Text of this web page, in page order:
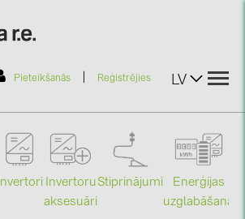
Pieteikšanās Reģistrējies LV
Invertori Invertoru
aksesuāri
Stiprinājumi
Enerģijas
uzglabāšana